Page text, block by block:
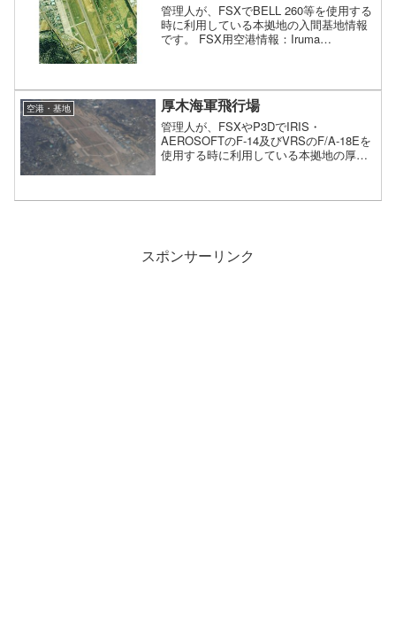
管理人が、FSXでBELL 260等を使用する
時に利用している本拠地の入間基地情報
です。 FSX用空港情報：Iruma
空港・基地 厚木海軍飛行場
管理人が、FSXやP3DでIRIS・
AEROSOFTのF-14及びVRSのF/A-18Eを
使用する時に利用している本拠地の厚木
スポンサーリンク